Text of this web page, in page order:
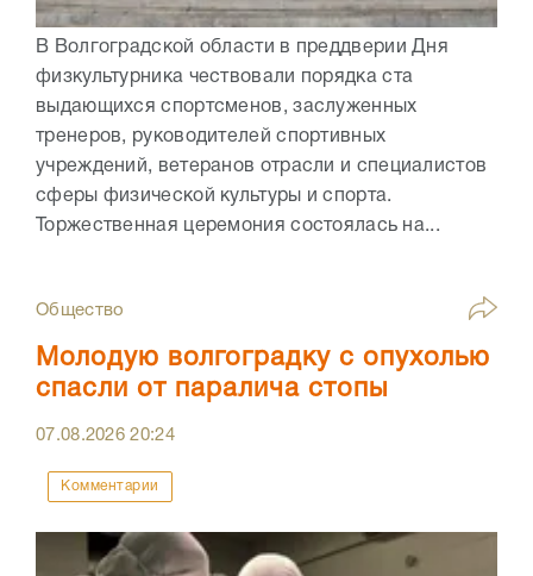
В Волгоградской области в преддверии Дня
физкультурника чествовали порядка ста
выдающихся спортсменов, заслуженных
тренеров, руководителей спортивных
учреждений, ветеранов отрасли и специалистов
сферы физической культуры и спорта.
Торжественная церемония состоялась на...
Общество
Молодую волгоградку с опухолью
спасли от паралича стопы
07.08.202620:24
Комментарии